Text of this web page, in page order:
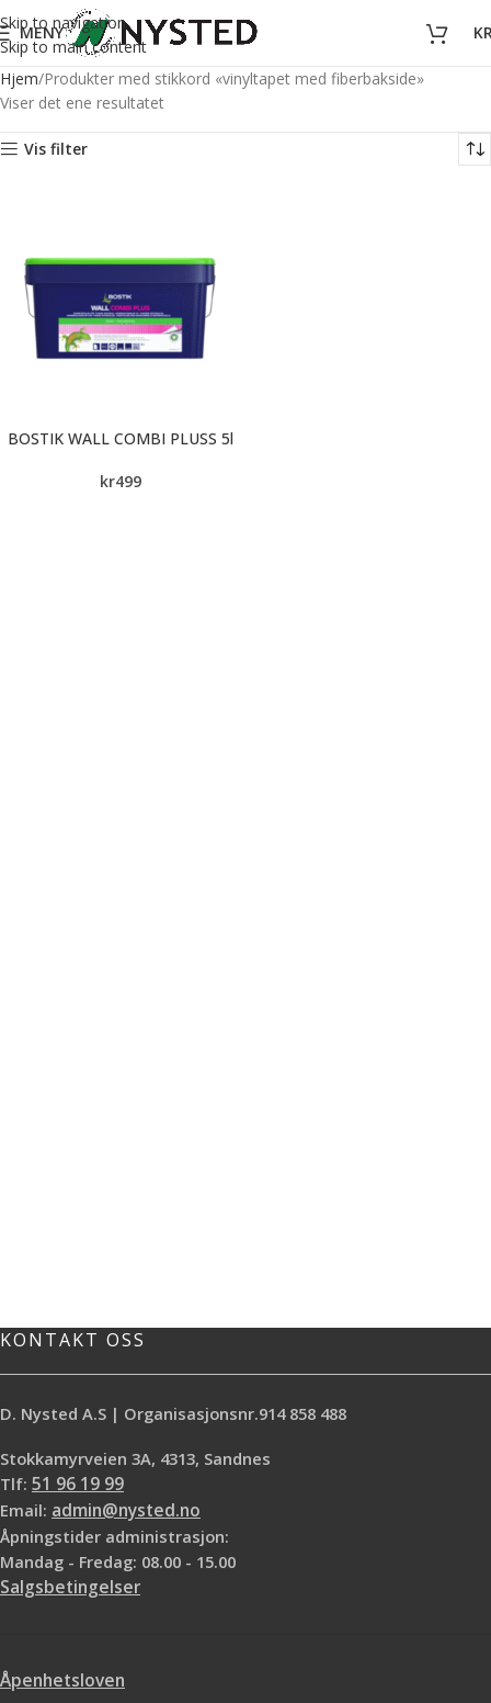
Skip to navigation
Skip to main content
MENY
Hjem Produkter med stikkord «vinyltapet med fiberbakside»
Viser det ene resultatet
Vis filter
BOSTIK WALL COMBI PLUSS 5l
kr499
KONTAKT OSS
D. Nysted A.S | Organisasjonsnr.914 858 488
Stokkamyrveien 3A, 4313, Sandnes
Tlf: 51 96 19 99
Email: admin@nysted.no
Åpningstider administrasjon:
Mandag - Fredag: 08.00 - 15.00
Salgsbetingelser
Åpenhetsloven